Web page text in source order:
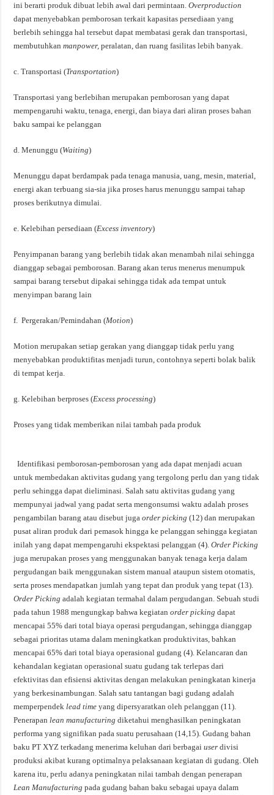
ini berarti produk dibuat lebih awal dari permintaan.Overproduction
dapat menyebabkan pemborosan terkait kapasitas persediaan yang
berlebih sehingga hal tersebut dapat membatasi gerak dan transportasi,
membutuhkanmanpower,peralatan, dan ruang fasilitas lebih banyak.
c. Transportasi (Transportation)
Transportasi yang berlebihan merupakan pemborosan yang dapat
mempengaruhi waktu, tenaga, energi, dan biaya dari aliran proses bahan
baku sampai ke pelanggan
d. Menunggu (Waiting)
Menunggu dapat berdampak pada tenaga manusia, uang, mesin, material,
energi akan terbuang sia-sia jika proses harus menunggu sampai tahap
proses berikutnya dimulai.
e. Kelebihan persediaan (Excess inventory)
Penyimpanan barang yang berlebih tidak akan menambah nilai sehingga
dianggap sebagai pemborosan. Barang akan terus menerus menumpuk
sampai barang tersebut dipakai sehingga tidak ada tempat untuk
menyimpan barang lain
f. Pergerakan/Pemindahan (Motion)
Motion merupakan setiap gerakan yang dianggap tidak perlu yang
menyebabkan produktifitas menjadi turun, contohnya seperti bolak balik
di tempat kerja.
g. Kelebihan berproses (Excess processing)
Proses yang tidak memberikan nilai tambah pada produk
Identifikasi pemborosan-pemborosan yang ada dapat menjadi acuan
untuk membedakan aktivitas gudang yang tergolong perlu dan yang tidak
perlu sehingga dapat dieliminasi. Salah satu aktivitas gudang yang
mempunyai jadwal yang padat serta mengonsumsi waktu adalah proses
pengambilan barang atau disebut jugaorder picking (12) dan merupakan
pusat aliran produk dari pemasok hingga ke pelanggan sehingga kegiatan
inilah yang dapat mempengaruhi ekspektasi pelanggan (4).Order Picking
juga merupakan proses yang menggunakan banyak tenaga kerja dalam
pergudangan baik menggunakan sistem manual ataupun sistem otomatis,
serta proses mendapatkan jumlah yang tepat dan produk yang tepat (13).
Order Picking adalah kegiatan termahal dalam pergudangan. Sebuah studi
pada tahun 1988 mengungkap bahwa kegiatanorder pickingdapat
mencapai 55% dari total biaya operasi pergudangan, sehingga dianggap
sebagai prioritas utama dalam meningkatkan produktivitas, bahkan
mencapai 65% dari total biaya operasional gudang (4). Kelancaran dan
kehandalan kegiatan operasional suatu gudang tak terlepas dari
efektivitas dan efisiensi aktivitas dengan melakukan peningkatan kinerja
yang berkesinambungan. Salah satu tantangan bagi gudang adalah
memperpendek lead time yang dipersyaratkan oleh pelanggan (11).
Penerapan lean manufacturingdiketahui menghasilkan peningkatan
performa yang signifikan pada suatu perusahaan (14,15). Gudang bahan
baku PT XYZ terkadang menerima keluhan dari berbagaiuserdivisi
produksi akibat kurang optimalnya pelaksanaan kegiatan di gudang. Oleh
karena itu, perlu adanya peningkatan nilai tambah dengan penerapan
Lean Manufacturingpada gudang bahan baku sebagai upaya dalam